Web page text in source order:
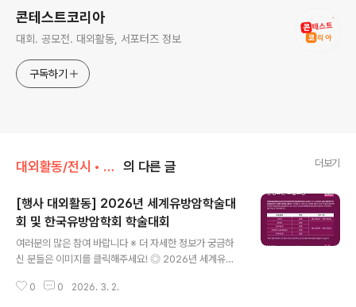
콘테스트코리아
대회. 공모전. 대외활동, 서포터즈 정보
구독하기
대외활동/전시 • 박람 • 행사 • 축제 의 다른 글 더보기
[행사 대외활동] 2026년 세계유방암학술대
회 및 한국유방암학회 학술대회
여러분의 많은 참여 바랍니다 ※ 더 자세한 정보가 궁금하
신 분들은 이미지를 클릭해주세요! ◎ 2026년 세계유방
026년 세계유방암학술대회 및 한국유방암학회 학술대회
0 0 2026. 3. 2.